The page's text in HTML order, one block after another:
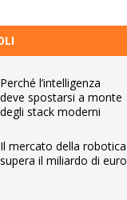
Perché l’intelligenza
deve spostarsi a monte
degli stack moderni
Il mercato della robotica
supera il miliardo di euro